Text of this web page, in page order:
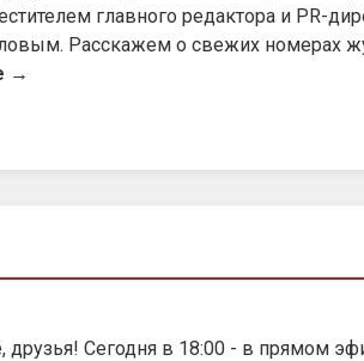
главного редактора и PR-
Расскажем о свежих номерах
→
друзья! Сегодня в 18:00 - в